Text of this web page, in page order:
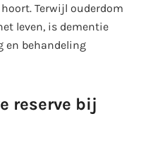
Terwijl ouderdom
leven, is dementie
en behandeling
reserve bij